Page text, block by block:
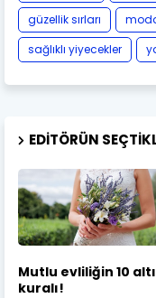
güzellik sırları
sağlıklı yiyecekler
EDITÖRÜN
Mutlu evliliğin 10
kuralı!